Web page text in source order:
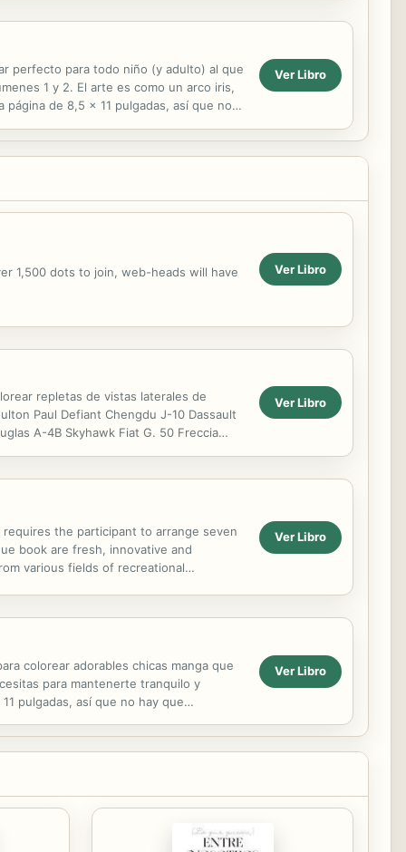
perfecto para todo niño (y adulto) al que
1 y 2. El arte es como un arco iris,
de 8,5 x 11 pulgadas, así que no
Ver Libro
1,500 dots to join, web-heads will have Ver Libro
repletas de vistas laterales de
Paul Defiant Chengdu J-10 Dassault
A-4B Skyhawk Fiat G. 50 Freccia
Ver Libro
the participant to arrange seven
book are fresh, innovative and
various fields of recreational
Ver Libro
colorear adorables chicas manga que
para mantenerte tranquilo y
pulgadas, así que no hay que
Ver Libro